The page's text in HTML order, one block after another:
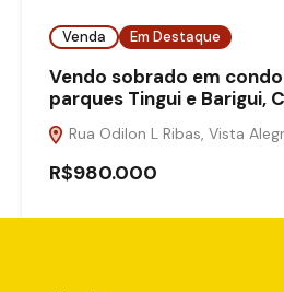
Venda Em Destaque
Vendo sobrado em
parques Tingui e Barigui,
Rua Odilon L Ribas, Vista
R$980.000